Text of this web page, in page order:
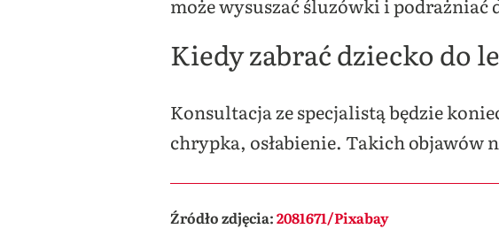
może wysuszać śluzówki i
Kiedy zabrać dziecko do
Konsultacja ze specjalistą będzie
chrypka, osłabienie. Takich objawów
Źródło zdjęcia:2081671/Pixabay